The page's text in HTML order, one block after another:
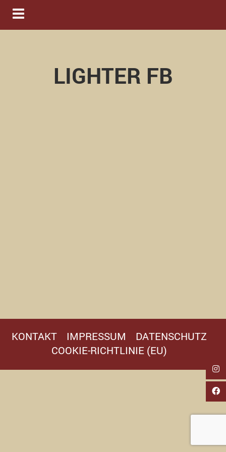
Navigation ein-/ausblenden
LIGHTER FB
KONTAKT IMPRESSUM
DATENSCHUTZ
COOKIE-RICHTLINIE (EU)